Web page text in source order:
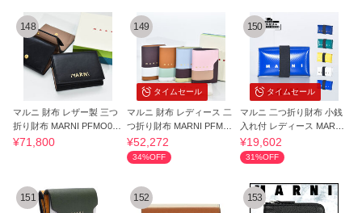
148
マルニ 財布 レザー製 三つ
折り財布 MARNI PFMO01
32U0 P8914
¥71,800
タイムセール
149
マルニ 財布 レディース 二
つ折り財布 MARNI PFMO
Q14U28 LV520
¥52,272
34%OFF
タイムセール
150
マルニ 二つ折り財布 小銭
入れ付 レディース MARNI
PVC PFMI0007
¥19,602
31%OFF
151 152 153